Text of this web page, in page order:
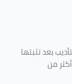
بعد تثبتها
أكثر من